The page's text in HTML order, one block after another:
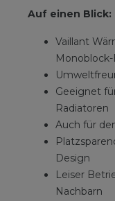
Auf einen Blick:
Vaillant
Geeignet
Radiatoren
Auch für
Design
Leiser
Nachbarn